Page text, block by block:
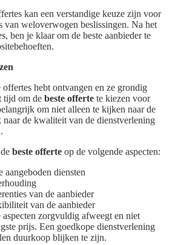
kan een verstandige keuze zijn voor
van weloverwogen beslissingen. Na het
ben je klaar om de beste aanbieder te
hebt ontvangen en ze grondig
tijd om de beste offerte te kiezen voor
om niet alleen te kijken naar de
naar de kwaliteit van de dienstverlening
beste offerte op de volgende aspecten:
diensten
van de aanbieder
van de aanbieder
zorgvuldig afweegt en niet
prijs. Een goedkope dienstverlening
duurkoop blijken te zijn.